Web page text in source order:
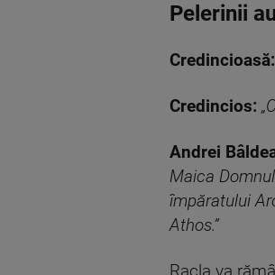
Pelerinii
Credincioasă:
Credincios:
Andrei
Maica
împăratului
Athos.”